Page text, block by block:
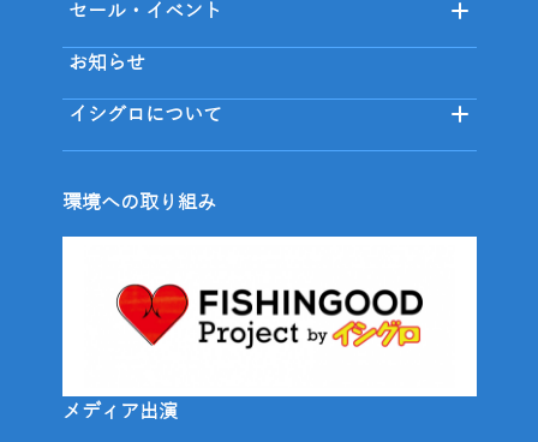
セール・イベント
お知らせ
イシグロについて
環境への取り組み
メディア出演